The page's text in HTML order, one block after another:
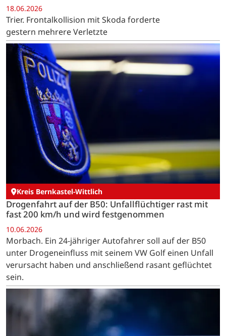
18.06.2026
Trier. Frontalkollision mit Skoda forderte
gestern mehrere Verletzte
Kreis Bernkastel-Wittlich
Drogenfahrt auf der B50: Unfallflüchtiger rast mit
fast 200 km/h und wird festgenommen
10.06.2026
Morbach. Ein 24-jähriger Autofahrer soll auf der B50
unter Drogeneinfluss mit seinem VW Golf einen Unfall
verursacht haben und anschließend rasant geflüchtet
sein.